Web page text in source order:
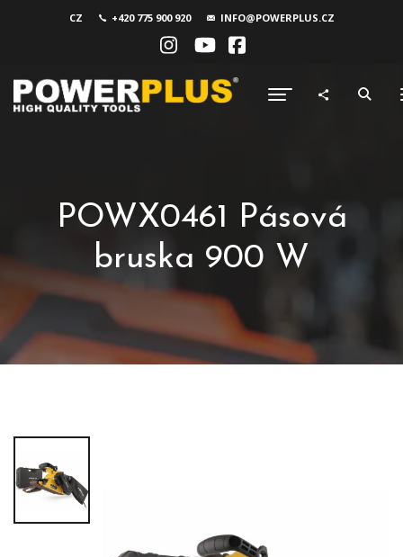
CZ +420 775 900 920 INFO@POWERPLUS.CZ
POWX0461 Pásová
bruska 900 W